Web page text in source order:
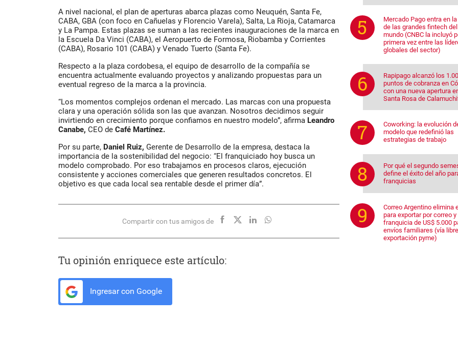
A nivel nacional, el plan de aperturas abarca plazas como Neuquén, Santa Fe,
CABA, GBA (con foco en Cañuelas y Florencio Varela), Salta, La Rioja, Catamarca
y La Pampa. Estas plazas se suman a las recientes inauguraciones de la marca en
la Escuela Da Vinci (CABA), el Aeropuerto de Formosa, Riobamba y Corrientes
(CABA), Rosario 101 (CABA) y Venado Tuerto (Santa Fe).
Respecto a la plaza cordobesa, el equipo de desarrollo de la compañía se
encuentra actualmente evaluando proyectos y analizando propuestas para un
eventual regreso de la marca a la provincia.
“Los momentos complejos ordenan el mercado. Las marcas con una propuesta
clara y una operación sólida son las que avanzan. Nosotros decidimos seguir
invirtiendo en crecimiento porque confiamos en nuestro modelo”, afirma Leandro
Canabe, CEO de Café Martínez.
Por su parte, Daniel Ruiz, Gerente de Desarrollo de la empresa, destaca la
importancia de la sostenibilidad del negocio: “El franquiciado hoy busca un
modelo comprobado. Por eso trabajamos en procesos claros, ejecución
consistente y acciones comerciales que generen resultados concretos. El
objetivo es que cada local sea rentable desde el primer día”.
Compartir con tus amigos de
Tu opinión enriquece este artículo:
Ingresar con Google
Mercado Pago entra en
de las grandes fintech del
mundo (CNBC la incluyó
primera vez entre las
globales del sector)
Rapipago alcanzó los
puntos de cobranza en
con una nueva apertura
Santa Rosa de
Coworking: la evolución
modelo que redefinió las
estrategias de trabajo
Por qué el segundo
define el éxito del año
franquicias
Correo Argentino elimina
para exportar por correo
franquicia de US$ 5.000
envíos familiares (vía
exportación pyme)